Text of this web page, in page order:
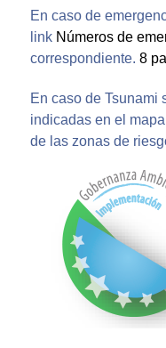
En caso de
link Números de
correspondiente. 8
En caso de Tsunami
indicadas en el
de las zonas de